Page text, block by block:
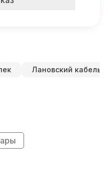
Лановский кабель